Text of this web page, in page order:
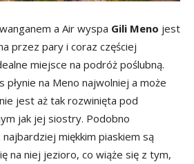
a Air wyspa Gili Meno jest
przez pary i coraz częściej
miejsce na podróż poślubną.
płynie na Meno najwolniej a może
jest aż tak rozwinięta pod
jak jej siostry. Podobno
miękkim piaskiem są
na niej jezioro, co wiąże się z tym,